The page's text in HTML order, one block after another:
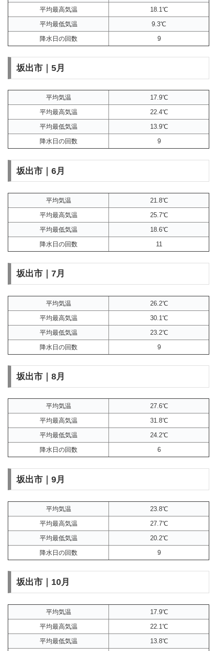
平均最高気温
18.1℃
平均最低気温
9.3℃
降水日の回数
9
坂出市｜5月
平均気温
17.9℃
平均最高気温
22.4℃
平均最低気温
13.9℃
降水日の回数
9
坂出市｜6月
平均気温
21.8℃
平均最高気温
25.7℃
平均最低気温
18.6℃
降水日の回数
11
坂出市｜7月
平均気温
26.2℃
平均最高気温
30.1℃
平均最低気温
23.2℃
降水日の回数
9
坂出市｜8月
平均気温
27.6℃
平均最高気温
31.8℃
平均最低気温
24.2℃
降水日の回数
6
坂出市｜9月
平均気温
23.8℃
平均最高気温
27.7℃
平均最低気温
20.2℃
降水日の回数
9
坂出市｜10月
平均気温
17.9℃
平均最高気温
22.1℃
平均最低気温
13.8℃